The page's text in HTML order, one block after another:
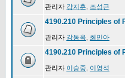
관리자 강지훈 조성근
4190.210 Principles of
관리자 강동옥 최민아
4190.210 Principles of
관리자 이승중 이영석